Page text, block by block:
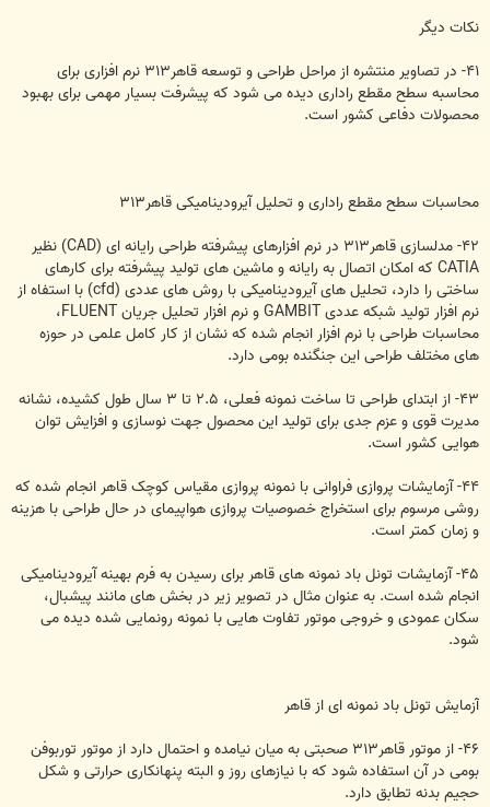
نکات دیگر
۴۱- در تصاویر منتشره از مراحل طراحی و توسعه قاهر۳۱۳ نرم افزاری برای
محاسبه سطح مقطع راداری دیده می شود که پیشرفت بسیار مهمی برای بهبود
محصولات دفاعی کشور است.
محاسبات سطح مقطع راداری و تحلیل آیرودینامیکی قاهر۳۱۳
۴۲- مدلسازی قاهر۳۱۳ در نرم افزارهای پیشرفته طراحی رایانه ای (CAD) نظیر
CATIA که امکان اتصال به رایانه و ماشین های تولید پیشرفته برای کارهای
ساختی را دارد، تحلیل های آیرودینامیکی با روش های عددی (cfd) با استفاه از
نرم افزار تولید شبکه عددی GAMBIT و نرم افزار تحلیل جریان FLUENT،
محاسبات طراحی با نرم افزار انجام شده که نشان از کار کامل علمی در حوزه
های مختلف طراحی این جنگنده بومی دارد.
۴۳- از ابتدای طراحی تا ساخت نمونه فعلی، ۲.۵ تا ۳ سال طول کشیده، نشانه
مدیرت قوی و عزم جدی برای تولید این محصول جهت نوسازی و افزایش توان
هوایی کشور است.
۴۴- آزمایشات پروازی فراوانی با نمونه پروازی مقیاس کوچک قاهر انجام شده که
روشی مرسوم برای استخراج خصوصیات پروازی هواپیمای در حال طراحی با هزینه
و زمان کمتر است.
۴۵- آزمایشات تونل باد نمونه های قاهر برای رسیدن به فرم بهینه آیرودینامیکی
انجام شده است. به عنوان مثال در تصویر زیر در بخش های مانند پیشبال،
سکان عمودی و خروجی موتور تفاوت هایی با نمونه رونمایی شده دیده می
شود.
آزمایش تونل باد نمونه ای از قاهر
۴۶- از موتور قاهر۳۱۳ صحبتی به میان نیامده و احتمال دارد از موتور توربوفن
بومی در آن استفاده شود که با نیازهای روز و البته پنهانکاری حرارتی و شکل
حجیم بدنه تطابق دارد.